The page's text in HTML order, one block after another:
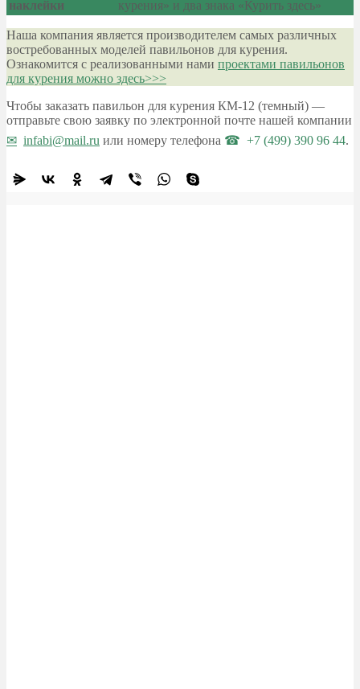
наклейки курения» и два знака «Курить здесь»
Наша компания является производителем самых различных
востребованных моделей павильонов для курения.
Ознакомится с реализованными нами проектами павильонов
для курения можно здесь>>>
Чтобы заказать павильон для курения КМ-12 (темный) —
отправьте свою заявку по электронной почте нашей компании
infabi@mail.ru или номеру телефона +7 (499) 390 96 44.